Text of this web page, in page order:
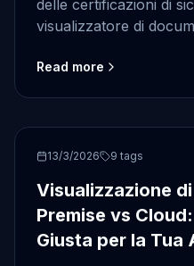
delle certificazioni di
visualizzatore di
documenti.
Read more
on-premise
13/3/2026 9 tags
Visualizzazione
Premise vs
Giusta per la Tua